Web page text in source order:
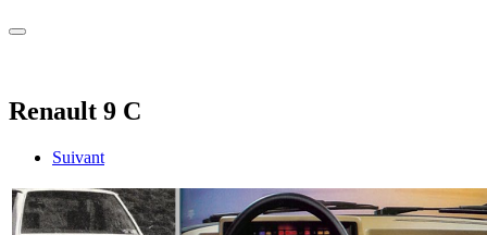
Renault 9 C
Suivant